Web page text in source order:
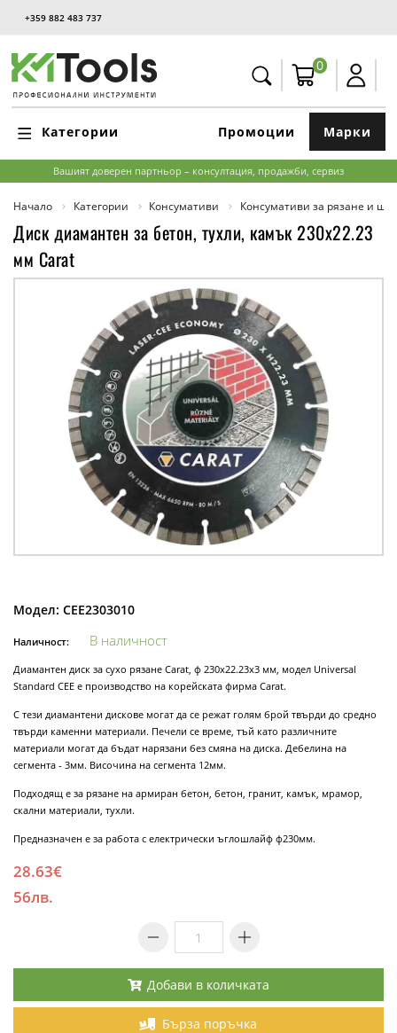
+359 882 483 737
0
Категории Марки
Промоции
Вашият доверен партньор – консултация, продажби, сервиз
Начало Категории Консумативи Консумативи за рязане и
Диск диамантен за бетон, тухли, камък 230x22.23
мм Carat
Модел: CEE2303010
Наличност: В наличност
Диамантен диск за сухо рязане Carat, ф 230х22.23х3 мм, модел Universal
Standard CEE е производство на корейската фирма Carat.
С тези диамантени дискове могат да се режат голям брой твърди до средно
твърди каменни материали. Печели се време, тъй като различните
материали могат да бъдат нарязани без смяна на диска. Дебелина на
сегмента - 3мм. Височина на сегмента 12мм.
Подходящ е за рязане на армиран бетон, бетон, гранит, камък, мрамор,
скални материали, тухли.
Предназначен е за работа с електрически ъглошлайф ф230мм.
28.63€
56лв.
Добави в количката
Бърза поръчка